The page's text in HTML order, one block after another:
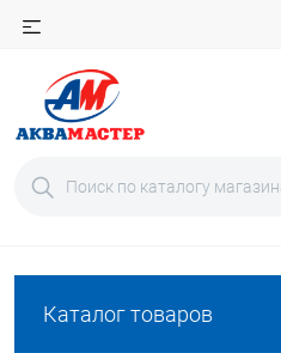
Каталог товаров